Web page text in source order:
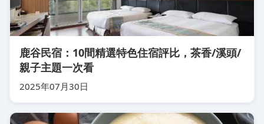
鹿谷民宿：10間精選特色住宿評比，茶香/溪頭/
親子主題一次看
2025年07月30日